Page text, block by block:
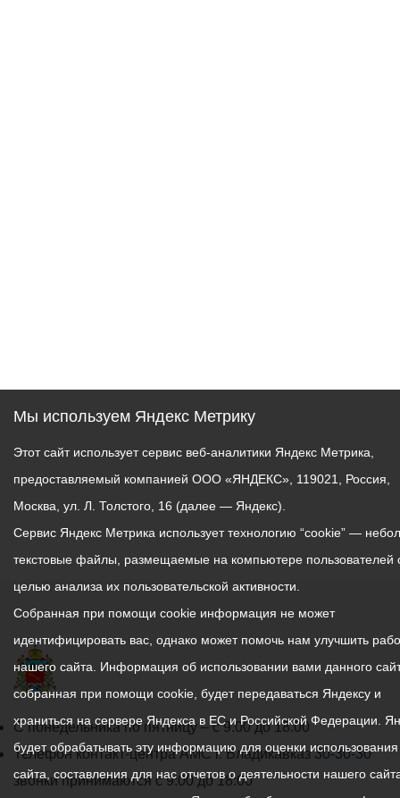
График
работы
администрации
С понедельника по пятницу – с 9.00 до 18.00
Телефон контакт-центра АМС г. Владикавказ30-30-30
звонки принимаются с 9:00 до 18:00
Мы используем Яндекс Метрику
Этот сайт использует сервис веб-аналитики Яндекс Метрика,
предоставляемый компанией ООО «ЯНДЕКС», 119021, Россия,
Москва, ул. Л. Толстого, 16 (далее — Яндекс).
Сервис Яндекс Метрика использует технологию “cookie” —
текстовые файлы, размещаемые на компьютере пользователей
целью анализа их пользовательской активности.
Собранная при помощи cookie информация не может
идентифицировать вас, однако может помочь нам улучшить
нашего сайта. Информация об использовании вами данного
собранная при помощи cookie, будет передаваться Яндексу и
храниться на сервере Яндекса в ЕС и Российской Федерации.
будет обрабатывать эту информацию для оценки
сайта, составления для нас отчетов о деятельности нашего